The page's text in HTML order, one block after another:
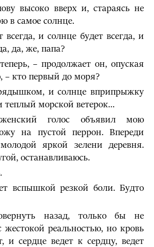
высоко вверх и, стараясь не
в самое солнце.
и солнце будет всегда, и
да, же, папа?
– продолжает он, опуская
– кто первый до моря?
и солнце вприпрыжку
теплый морской ветерок…
женский голос объявил мою
на пустой перрон. Впереди
яркой зелени деревня.
останавливаюсь.
вспышкой резкой боли. Будто
назад, только бы не
жестокой реальностью, но кровь
и сердце ведет к сердцу, ведет